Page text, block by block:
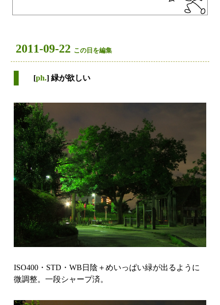
2011-09-22 この日を編集
[ph.] 緑が欲しい
ISO400・STD・WB日陰＋めいっぱい緑が出るように
微調整。一段シャープ済。